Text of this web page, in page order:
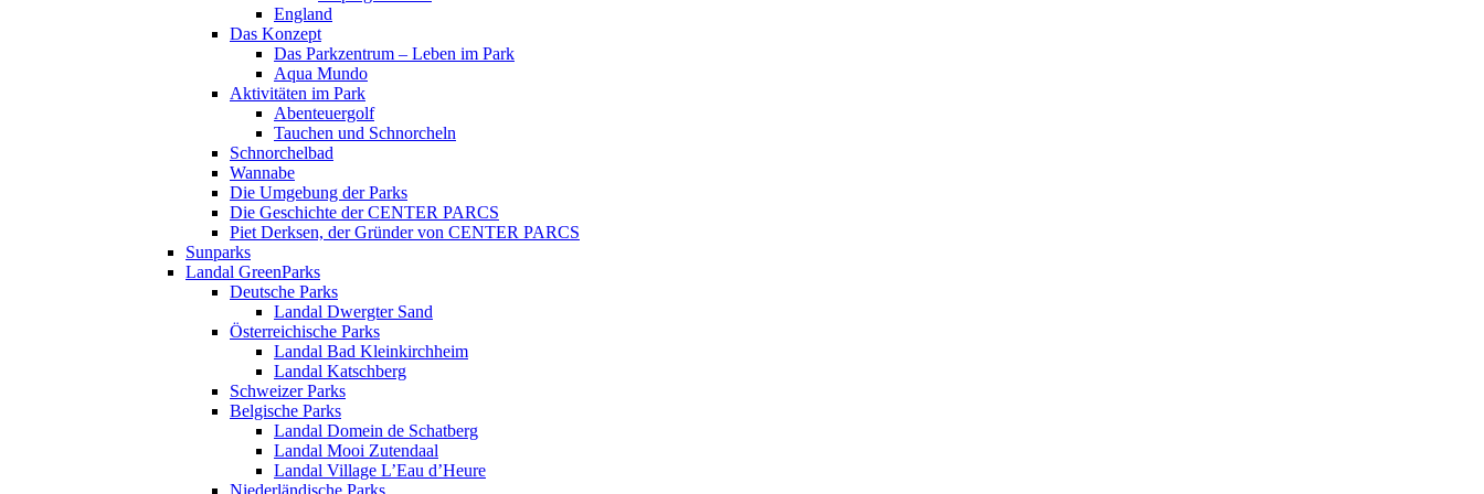
England
Das Konzept
Das Parkzentrum – Leben im Park
Aqua Mundo
Aktivitäten im Park
Abenteuergolf
Tauchen und Schnorcheln
Schnorchelbad
Wannabe
Die Umgebung der Parks
Die Geschichte der CENTER PARCS
Piet Derksen, der Gründer von CENTER PARCS
Sunparks
Landal GreenParks
Deutsche Parks
Landal Dwergter Sand
Österreichische Parks
Landal Bad Kleinkirchheim
Landal Katschberg
Schweizer Parks
Belgische Parks
Landal Domein de Schatberg
Landal Mooi Zutendaal
Landal Village L’Eau d’Heure
Niederländische Parks